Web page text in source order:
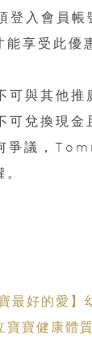
入會員帳
能享受此優
與其他推
兌換現金
爭議，
最好的愛】
寶寶健康體